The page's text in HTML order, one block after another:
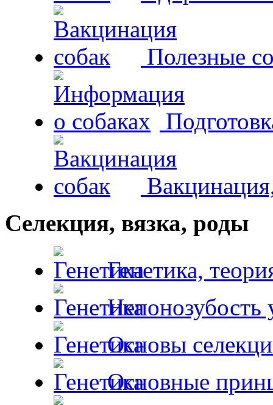
Полезные
Селекция, вязка, роды
Генетика,
Непонозубость
Основы
Основные